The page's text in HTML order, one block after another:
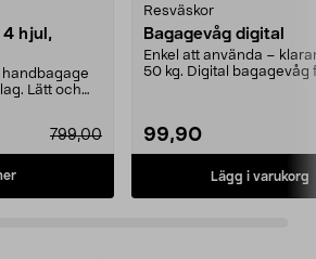
4 hjul,
handbagage
Lätt och
799,00
Resväskor
Bagagevåg digital
Enkel att använda –
50 kg. Digital bagagevåg
99,90
Lägg i varukorg